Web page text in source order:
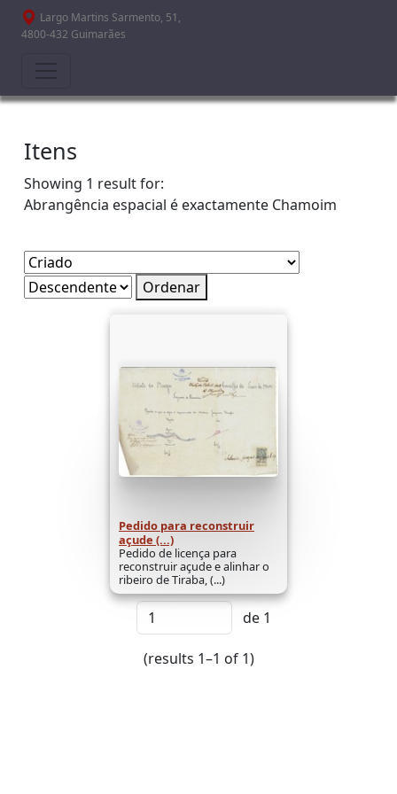
Passar para o conteúdo principal
Largo Martins Sarmento, 51,
4800-432 Guimarães
Itens
Showing 1 result for:
Abrangência espacial é exactamente Chamoim
Ordenar
Pedido para reconstruir
açude (...)
Pedido de licença para
reconstruir açude e alinhar o
ribeiro de Tiraba, (...)
de 1
(results 1–1 of 1)